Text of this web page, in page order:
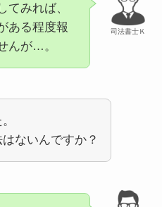
司法書士Ｋ
てみれば、
ある程度報
んが…。
ないんですか？